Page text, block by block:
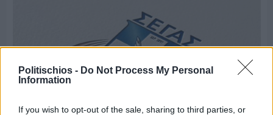
Politischios - Do Not Process My Personal
Information
If you wish to opt-out of the sale, sharing to third parties, or